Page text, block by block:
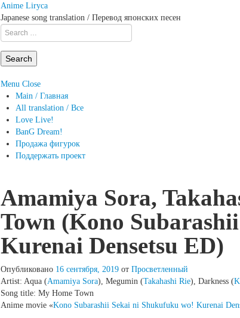
Anime Liryca
Japanese song translation / Перевод японских песен
Search
on:
Menu Close
Main / Главная
All translation / Все
Love Live!
BanG Dream!
Продажа фигурок
Поддержать проект
Amamiya Sora,
Town (Kono
Kurenai Densetsu ED)
Опубликовано 16 сентября, 2019 от Просветленный
Artist: Aqua (Amamiya Sora), Megumin (Takahashi Rie), Darkness (
Song title: My Home Town
Anime movie «Kono Subarashii Sekai ni Shukufuku wo! Kurenai